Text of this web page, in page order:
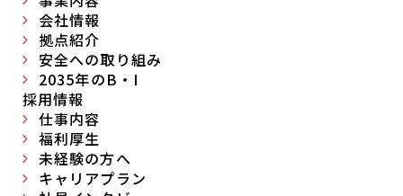
会社情報
拠点紹介
安全への取り組み
2035年のB・I
採用情報
仕事内容
福利厚生
未経験の方へ
キャリアプラン